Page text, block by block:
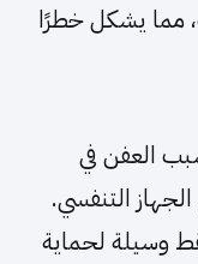
مما يشكل خطرًا
العفن في
التنفسي.
وسيلة لحماية